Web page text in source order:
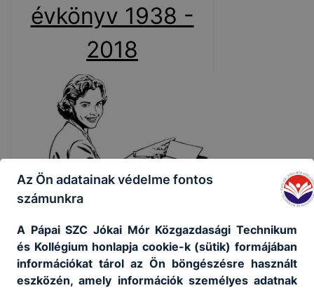
évkönyv 1938 -
2018
Az Ön adatainak védelme fontos
számunkra
A Pápai SZC Jókai Mór Közgazdasági Technikum
és Kollégium honlapja cookie-k (sütik) formájában
információkat tárol az Ön böngészésre használt
eszközén, amely információk személyes adatnak